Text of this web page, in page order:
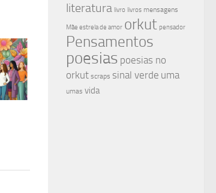
literatura livro livros mensagens
Mãe estrela de amor orkut pensador
Pensamentos
poesias poesias no
orkut scraps sinal verde uma
umas vida